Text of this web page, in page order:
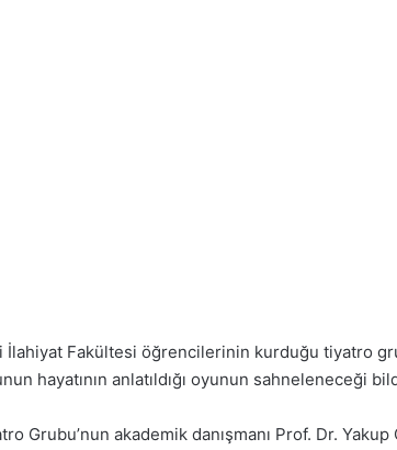
Fakültesi öğrencilerinin kurduğu tiyatro
hayatının anlatıldığı oyunun sahneleneceği
Grubu’nun akademik danışmanı Prof. Dr. Yakup